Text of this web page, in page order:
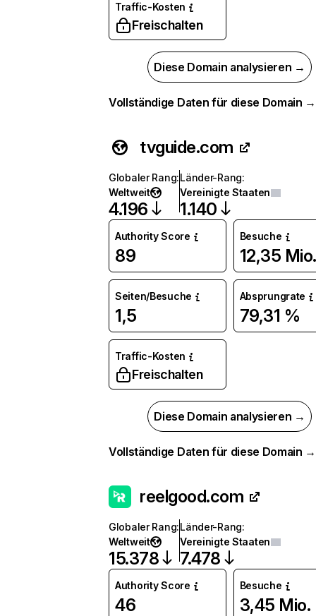
Traffic-Kosten
Freischalten
Diese Domain analysieren →
Vollständige Daten für diese Domain →
tvguide.com
Globaler Rang:
Weltweit
4.196
Länder-Rang:
Vereinigte Staaten
1.140
Authority Score
89
Besuche
12,35 Mio.
Seiten/Besuche
1,5
Absprungrate
79,31 %
Traffic-Kosten
Freischalten
Diese Domain analysieren →
Vollständige Daten für diese Domain →
reelgood.com
Globaler Rang:
Weltweit
15.378
Länder-Rang:
Vereinigte Staaten
7.478
Authority Score
46
Besuche
3,45 Mio.